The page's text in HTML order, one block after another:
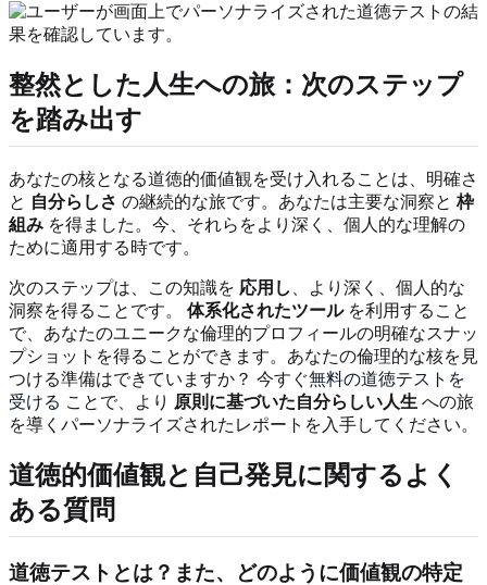
整然とした人生への旅：次のステップ
を踏み出す
あなたの核となる道徳的価値観を受け入れることは、明確さ
と 自分らしさ の継続的な旅です。あなたは主要な洞察と 枠
組み を得ました。今、それらをより深く、個人的な理解の
ために適用する時です。
次のステップは、この知識を 応用し
、より深く、個人的な
洞察を得ることです。 体系化されたツールを利用すること
で、あなたのユニークな倫理的プロフィールの明確なスナッ
プショットを得ることができます。あなたの倫理的な核を見
つける準備はできていますか？ 今すぐ無料の道徳テストを
受ける ことで、より 原則に基づいた自分らしい人生 への旅
を導くパーソナライズされたレポートを入手してください。
道徳的価値観と自己発見に関するよく
ある質問
道徳テストとは？また、どのように価値観の特定